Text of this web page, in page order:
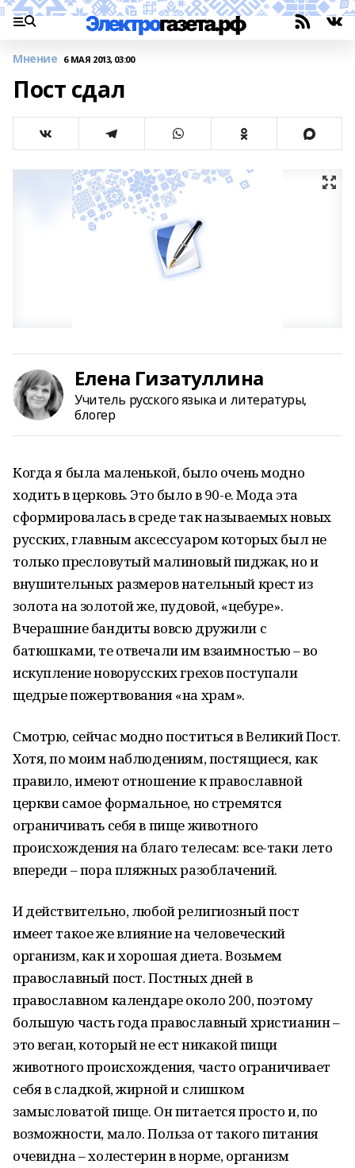
Мнение 6 МАЯ 2013, 03:00
Пост сдал
Елена Гизатуллина
Учитель русского языка и литературы,
блогер
Когда я была маленькой, было очень модно
ходить в церковь. Это было в 90-е. Мода эта
сформировалась в среде так называемых новых
русских, главным аксессуаром которых был не
только пресловутый малиновый пиджак, но и
внушительных размеров нательный крест из
золота на золотой же, пудовой, «цебуре».
Вчерашние бандиты вовсю дружили с
батюшками, те отвечали им взаимностью – во
искупление новорусских грехов поступали
щедрые пожертвования «на храм».
Смотрю, сейчас модно поститься в Великий Пост.
Хотя, по моим наблюдениям, постящиеся, как
правило, имеют отношение к православной
церкви самое формальное, но стремятся
ограничивать себя в пище животного
происхождения на благо телесам: все-таки лето
впереди – пора пляжных разоблачений.
И действительно, любой религиозный пост
имеет такое же влияние на человеческий
организм, как и хорошая диета. Возьмем
православный пост. Постных дней в
православном календаре около 200, поэтому
большую часть года православный христианин –
это веган, который не ест никакой пищи
животного происхождения, часто ограничивает
себя в сладкой, жирной и слишком
замысловатой пище. Он питается просто и, по
возможности, мало. Польза от такого питания
очевидна – холестерин в норме, организм